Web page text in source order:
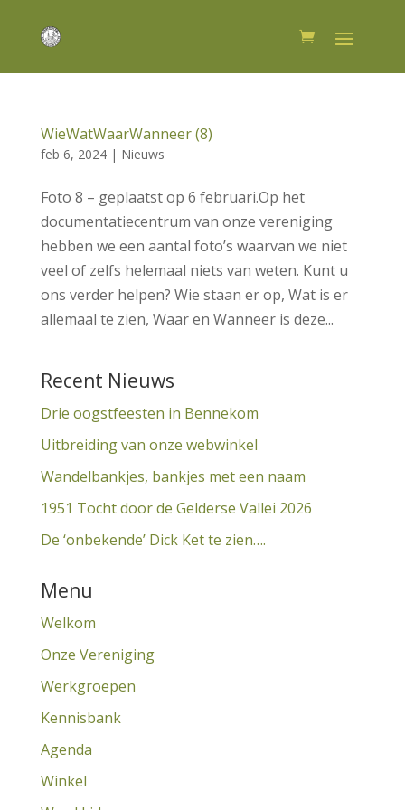
WieWatWaarWanneer (8)
feb 6, 2024| Nieuws
Foto 8 – geplaatst op 6 februari.Op het
documentatiecentrum van onze vereniging
hebben we een aantal foto’s waarvan we niet
veel of zelfs helemaal niets van weten. Kunt u
ons verder helpen? Wie staan er op, Wat is er
allemaal te zien, Waar en Wanneer is deze...
Recent Nieuws
Drie oogstfeesten in Bennekom
Uitbreiding van onze webwinkel
Wandelbankjes, bankjes met een naam
1951 Tocht door de Gelderse Vallei 2026
De ‘onbekende’ Dick Ket te zien….
Menu
Welkom
Onze Vereniging
Werkgroepen
Kennisbank
Agenda
Winkel